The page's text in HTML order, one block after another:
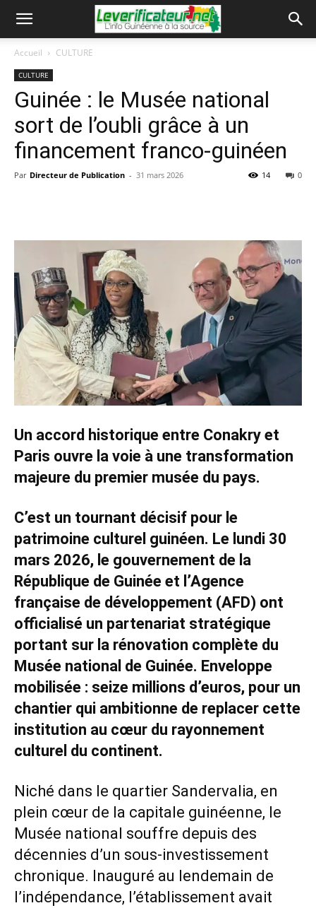
Accueil CULTURE
CULTURE
Guinée : le Musée national
sort de l’oubli grâce à un
financement franco-guinéen
Par Directeur de Publication - 31 mars 2026 0
14
Un accord historique entre Conakry et
Paris ouvre la voie à une transformation
majeure du premier musée du pays.
C’est un tournant décisif pour le
patrimoine culturel guinéen. Le lundi 30
mars 2026, le gouvernement de la
République de Guinée et l’Agence
française de développement (AFD) ont
officialisé un partenariat stratégique
portant sur la rénovation complète du
Musée national de Guinée. Enveloppe
mobilisée : seize millions d’euros, pour un
chantier qui ambitionne de replacer cette
institution au cœur du rayonnement
culturel du continent.
Niché dans le quartier Sandervalia, en
plein cœur de la capitale guinéenne, le
Musée national souffre depuis des
décennies d’un sous-investissement
chronique. Inauguré au lendemain de
l’indépendance, l’établissement avait